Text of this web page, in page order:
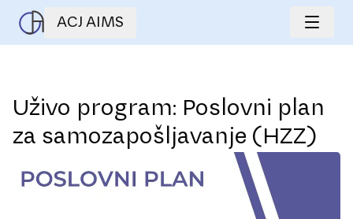
ACJ AIMS
Uživo program: Poslovni plan
za samozapošljavanje (HZZ)